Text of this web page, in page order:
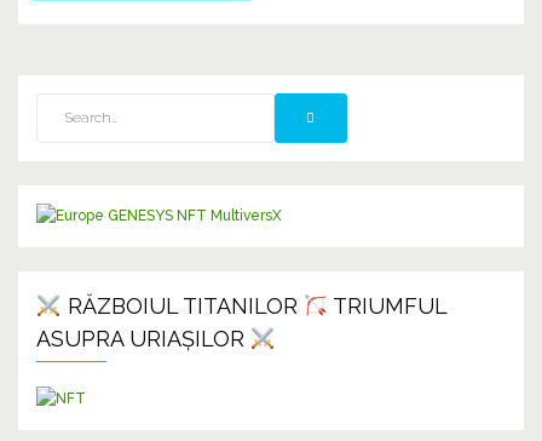
RĂZBOIUL TITANILOR
TRIUMFUL
ASUPRA URIAȘILOR